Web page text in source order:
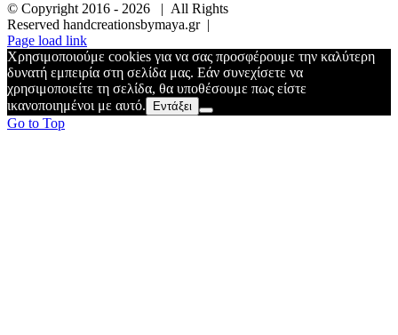
© Copyright 2016 - 2026 | All Rights
Reserved handcreationsbymaya.gr |
Page load link
Χρησιμοποιούμε cookies για να σας προσφέρουμε την καλύτερη
δυνατή εμπειρία στη σελίδα μας. Εάν συνεχίσετε να
χρησιμοποιείτε τη σελίδα, θα υποθέσουμε πως είστε
ικανοποιημένοι με αυτό.
Εντάξει
Go to Top